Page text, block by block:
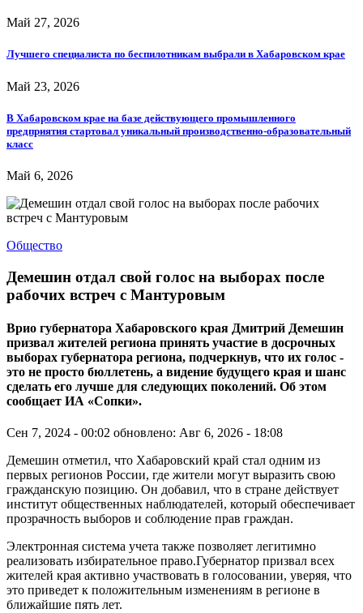
Май 27, 2026
Лучшего специалиста по беспилотникам выбрали в Хабаровском крае
Май 23, 2026
В Хабаровском крае на базе действующего промышленного
предприятия стартовал уникальный производственно-образовательный
класс
Май 6, 2026
Общество
Демешин отдал свой голос на выборах после
рабочих встреч с Мантуровым
Врио губернатора Хабаровского края Дмитрий Демешин
призвал жителей региона принять участие в досрочных
выборах губернатора региона, подчеркнув, что их голос -
это не просто бюллетень, а видение будущего края и шанс
сделать его лучше для следующих поколений. Об этом
сообщает ИА «Сопки».
Сен 7, 2024 - 00:02 обновлено: Авг 6, 2026 - 18:08
Демешин отметил, что Хабаровский край стал одним из
первых регионов России, где жители могут выразить свою
гражданскую позицию. Он добавил, что в стране действует
институт общественных наблюдателей, который обеспечивает
прозрачность выборов и соблюдение прав граждан.
Электронная система учета также позволяет легитимно
реализовать избирательное право.Губернатор призвал всех
жителей края активно участвовать в голосовании, уверяя, что
это приведет к положительным изменениям в регионе в
ближайшие пять лет.